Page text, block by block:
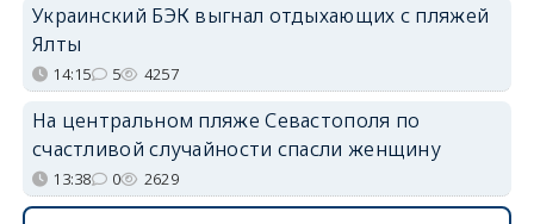
Украинский БЭК выгнал отдыхающих с пляжей
Ялты
14:15 5 4257
На центральном пляже Севастополя по
счастливой случайности спасли женщину
13:38 0 2629